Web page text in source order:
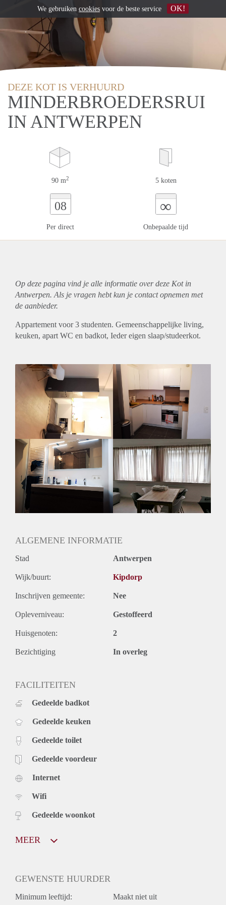
DEZE KOT IS VERHUURD
MINDERBROEDERSRUI
IN ANTWERPEN
90 m2 5 koten
08
Per direct
∞
Onbepaalde tijd
Op deze pagina vind je alle informatie over deze Kot in
Antwerpen. Als je vragen hebt kun je contact opnemen met
de aanbieder.
Appartement voor 3 studenten. Gemeenschappelijke living,
keuken, apart WC en badkot, Ieder eigen slaap/studeerkot.
ALGEMENE INFORMATIE
Stad Antwerpen
Wijk/buurt: Kipdorp
Inschrijven gemeente: Nee
Opleverniveau: Gestoffeerd
Huisgenoten: 2
Bezichtiging In overleg
FACILITEITEN
Gedeelde badkot
Gedeelde keuken
Gedeelde toilet
Gedeelde voordeur
Internet
Wifi
Gedeelde woonkot
MEER
GEWENSTE HUURDER
Minimum leeftijd: Maakt niet uit
We gebruiken cookies voor de beste service OK!